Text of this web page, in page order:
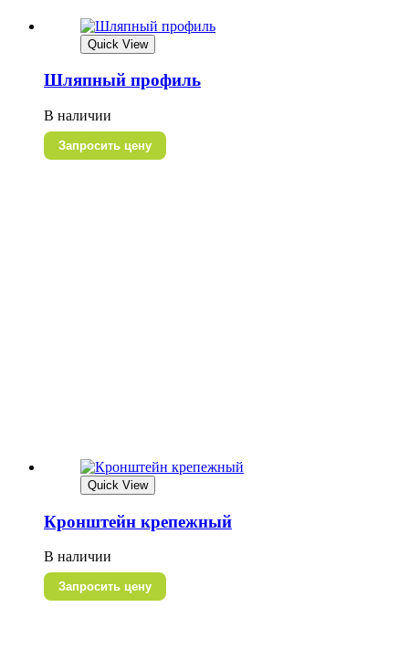
Quick View
Шляпный профиль
В наличии
Запросить цену
Quick View
Кронштейн крепежный
В наличии
Запросить цену